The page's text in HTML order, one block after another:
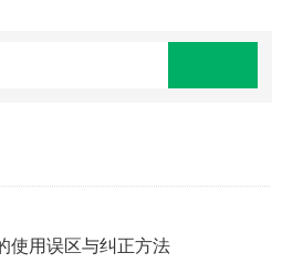
使用误区与纠正方法